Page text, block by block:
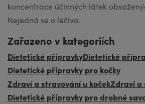
koncentrace účinných látek
Nejedná se o léčivo.
Zařazeno v kategoriích
Dietetické přípravkyDietetické
Dietetické přípravky pro kočky
Zdraví a stravování u kočekZdraví a
Dietetické přípravky pro drobné